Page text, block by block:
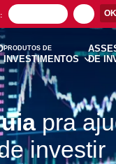
PRODUTOS DE
INVESTIMENTOS DE
pra
investir